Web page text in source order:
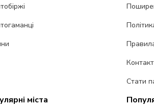
Стати
міста